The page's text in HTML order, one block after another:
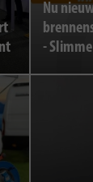
Nu
-